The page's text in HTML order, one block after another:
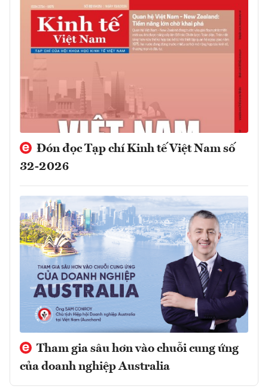
Đón đọc Tạp chí Kinh tế Việt Nam số
32-2026
Tham gia sâu hơn vào chuỗi cung ứng
của doanh nghiệp Australia